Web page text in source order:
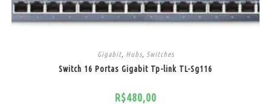
Gigabit, Hubs, Switches
Switch 16 Portas Gigabit Tp-link TL-Sg116
R$480,00